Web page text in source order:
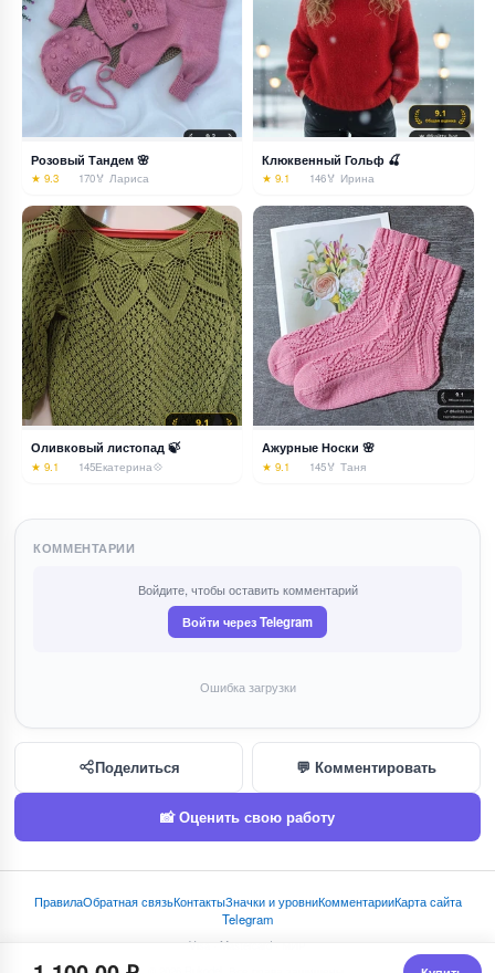
Розовый Тандем 🌸
★ 9.3 170🏅 Лариса
Клюквенный Гольф 🍒
★ 9.1 146🏅 Ирина
Оливковый листопад 🍃
★ 9.1 145Екатерина💠
Ажурные Носки 🌸
★ 9.1 145🏅 Таня
КОММЕНТАРИИ
Войдите, чтобы оставить комментарий
Войти через Telegram
Ошибка загрузки
Поделиться 💬 Комментировать
📸 Оценить свою работу
ПравилаОбратная связьКонтактыЗначки и уровниКомментарииКарта сайта
Telegram
Visa · Mastercard · МИР